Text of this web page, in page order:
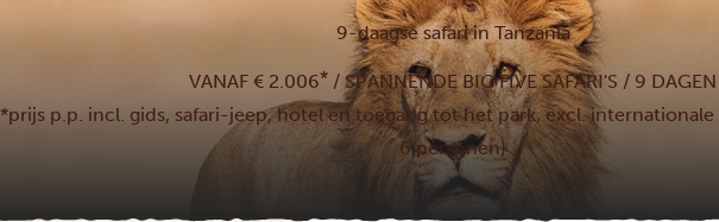
9-daagse safari in Tanzania
VANAF € 2.006* / SPANNENDE BIG FIVE SAFARI'S / 9 DAGEN
*prijs p.p. incl. gids, safari-jeep, hotel en toegang tot het park, excl.
6 personen)